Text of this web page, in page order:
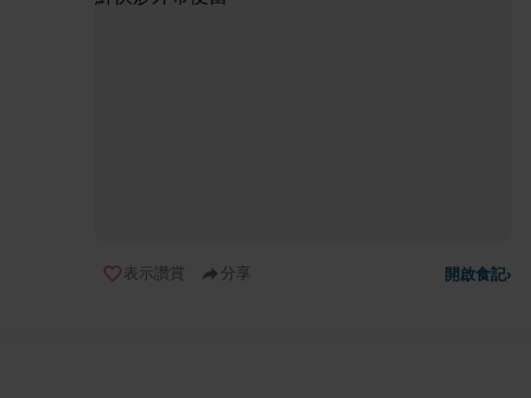
表示讚賞 分享 開啟食記›